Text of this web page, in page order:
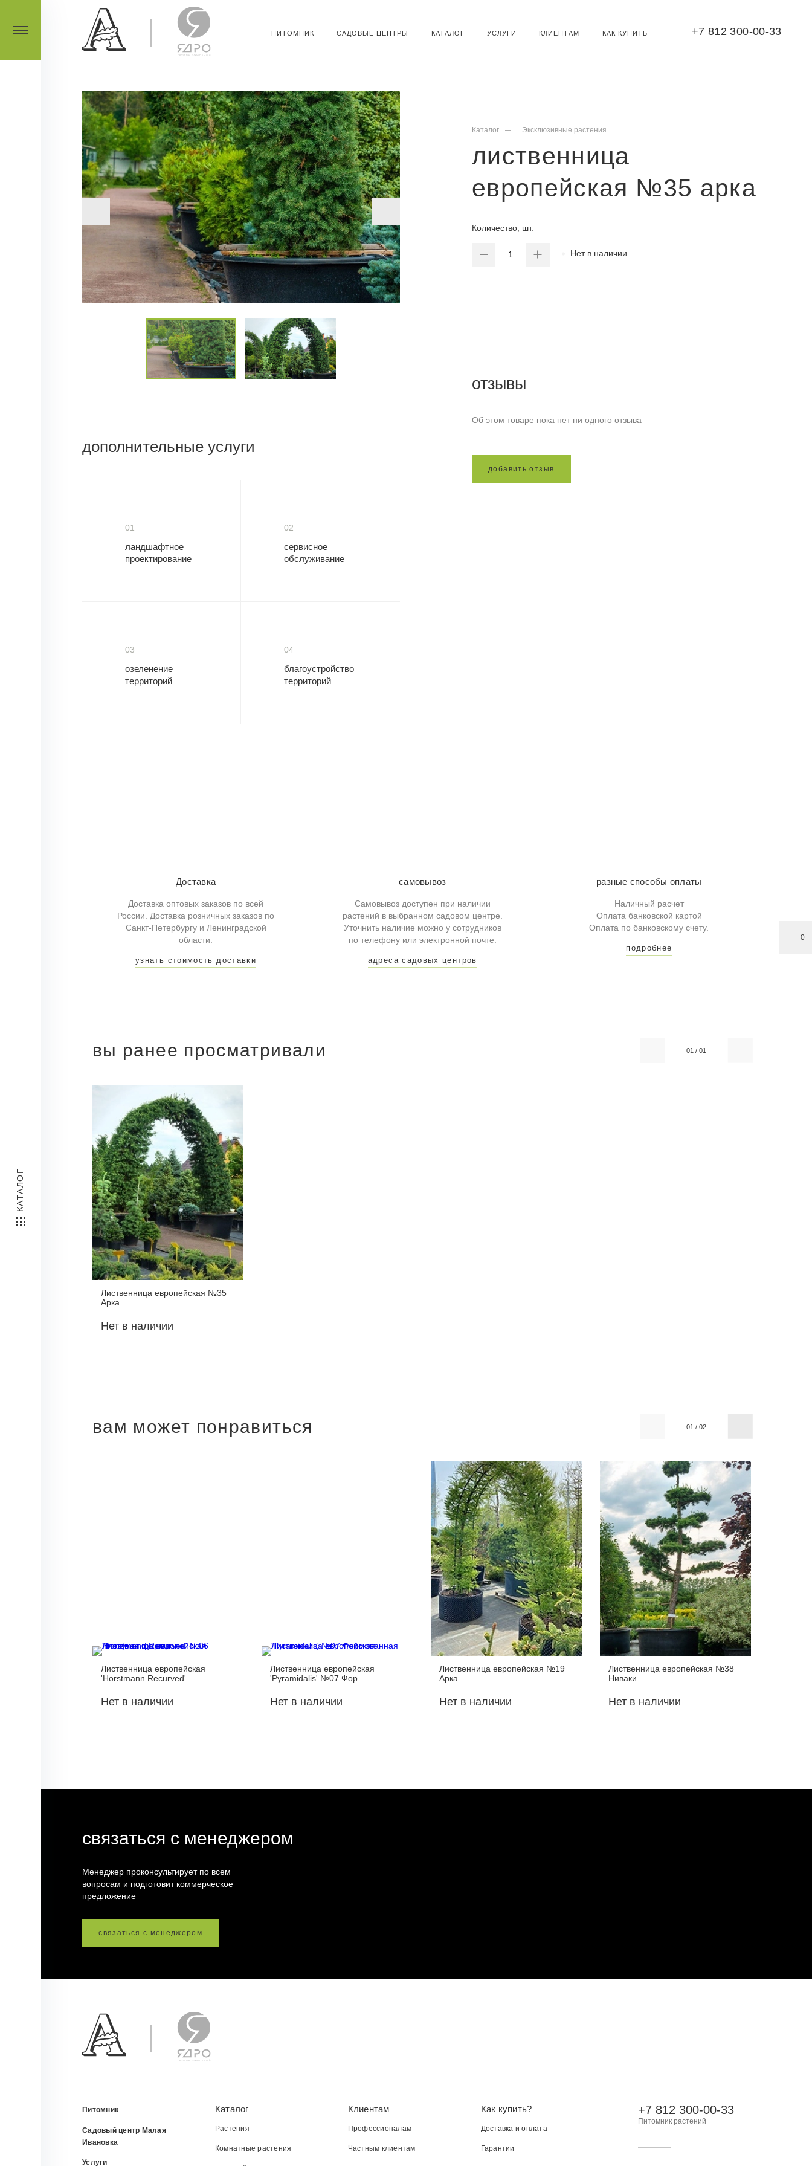
КАТАЛОГ
0
ПИТОМНИК САДОВЫЕ ЦЕНТРЫ КАТАЛОГ УСЛУГИ КЛИЕНТАМ КАК КУПИТЬ +7 812 300-00-33
дополнительные услуги
01
ландшафтное
проектирование
02
сервисное
обслуживание
03
озеленение
территорий
04
благоустройство
территорий
Каталог Эксклюзивные растения
лиственница
европейская №35 арка
Количество, шт.
Нет в наличии
отзывы
Об этом товаре пока нет ни одного отзыва
до бавить о тз ыв
Доставка
Доставка оптовых заказов по всей
России. Доставка розничных заказов по
Санкт-Петербургу и Ленинградской
области.
узнать стоимость доставки
самовывоз
Самовывоз доступен при наличии
растений в выбранном садовом центре.
Уточнить наличие можно у сотрудников
по телефону или электронной почте.
адреса садовых центров
разные способы оплаты
Наличный расчет
Оплата банковской картой
Оплата по банковскому счету.
подробнее
вы ранее просматривали 01 /01
Лиственница европейская №35
Арка
Нет в наличии
вам может понравиться 01 /02
Лиственница европейская
'Horstmann Recurved' ...
Нет в наличии
Лиственница европейская
'Pyramidalis' №07 Фор...
Нет в наличии
Лиственница европейская №19
Арка
Нет в наличии
Лиственница европейская №38
Ниваки
Нет в наличии
связаться с менеджером
Менеджер проконсультирует по всем
вопросам и подготовит коммерческое
предложение
связаться с менеджером
Питомник
Садовый центр Малая
Ивановка
Услуги
Каталог
Растения
Комнатные растения
Клиентам
Профессионалам
Частным клиентам
Как купить?
Доставка и оплата
Гарантии
+7 812 300-00-33
Питомник растений